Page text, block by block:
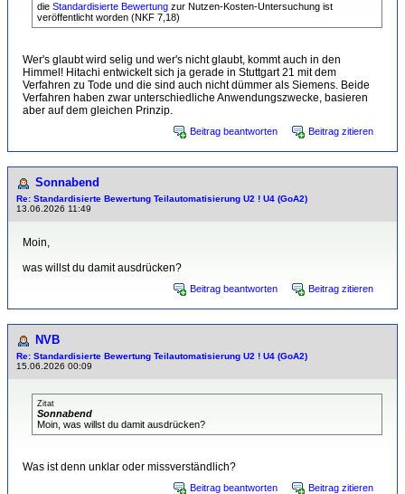
die Standardisierte Bewertung zur Nutzen-Kosten-Untersuchung ist
veröffentlicht worden (NKF 7,18)
Wer's glaubt wird selig und wer's nicht glaubt, kommt auch in den
Himmel! Hitachi entwickelt sich ja gerade in Stuttgart 21 mit dem
Verfahren zu Tode und die sind auch nicht dümmer als Siemens. Beide
Verfahren haben zwar unterschiedliche Anwendungszwecke, basieren
aber auf dem gleichen Prinzip.
Beitrag beantworten Beitrag zitieren
Sonnabend
Re: Standardisierte Bewertung Teilautomatisierung U2 ! U4 (GoA2)
13.06.2026 11:49
Moin,
was willst du damit ausdrücken?
Beitrag beantworten Beitrag zitieren
NVB
Re: Standardisierte Bewertung Teilautomatisierung U2 ! U4 (GoA2)
15.06.2026 00:09
Zitat
Sonnabend
Moin, was willst du damit ausdrücken?
Was ist denn unklar oder missverständlich?
Beitrag beantworten Beitrag zitieren